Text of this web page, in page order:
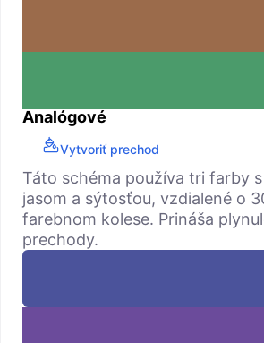
Analógové
Vytvoriť prechod
Táto schéma používa tri farby
jasom a sýtosťou, vzdialené o
farebnom kolese. Prináša
prechody.